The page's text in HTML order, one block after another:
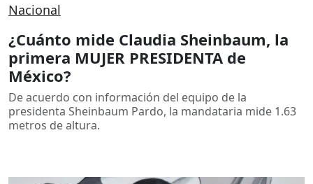
Nacional
¿Cuánto mide Claudia Sheinbaum, la
primera MUJER PRESIDENTA de
México?
De acuerdo con información del equipo de la
presidenta Sheinbaum Pardo, la mandataria mide 1.63
metros de altura.